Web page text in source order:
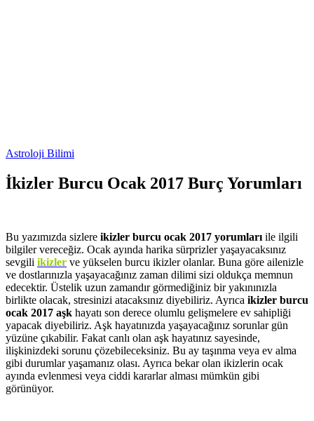
Astroloji Bilimi
İkizler Burcu Ocak 2017 Burç Yorumları
Bu yazımızda sizlere ikizler burcu ocak 2017 yorumları ile ilgili
bilgiler vereceğiz. Ocak ayında harika sürprizler yaşayacaksınız
sevgili ikizler ve yükselen burcu ikizler olanlar. Buna göre ailenizle
ve dostlarınızla yaşayacağınız zaman dilimi sizi oldukça memnun
edecektir. Üstelik uzun zamandır görmediğiniz bir yakınınızla
birlikte olacak, stresinizi atacaksınız diyebiliriz. Ayrıca ikizler burcu
ocak 2017 aşk hayatı son derece olumlu gelişmelere ev sahipliği
yapacak diyebiliriz. Aşk hayatınızda yaşayacağınız sorunlar gün
yüzüne çıkabilir. Fakat canlı olan aşk hayatınız sayesinde,
ilişkinizdeki sorunu çözebileceksiniz. Bu ay taşınma veya ev alma
gibi durumlar yaşamanız olası. Ayrıca bekar olan ikizlerin ocak
ayında evlenmesi veya ciddi kararlar alması mümkün gibi
görünüyor.